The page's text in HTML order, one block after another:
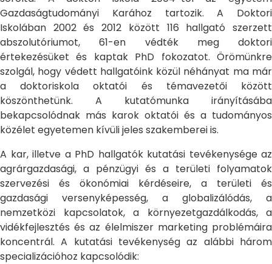
Gazdaságtudományi Karához tartozik. A Doktori
Iskolában 2002 és 2012 között 116 hallgató szerzett
abszolutóriumot, 61-en védték meg doktori
értekezésüket és kaptak PhD fokozatot. Örömünkre
szolgál, hogy védett hallgatóink közül néhányat ma már
a doktoriskola oktatói és témavezetői között
köszönthetünk. A kutatómunka irányításába
bekapcsolódnak más karok oktatói és a tudományos
közélet egyetemen kívüli jeles szakemberei is.
A kar, illetve a PhD hallgatók kutatási tevékenysége az
agrárgazdasági, a pénzügyi és a területi folyamatok
szervezési és ökonómiai kérdéseire, a területi és
gazdasági versenyképesség, a globalizálódás, a
nemzetközi kapcsolatok, a környezetgazdálkodás, a
vidékfejlesztés és az élelmiszer marketing problémáira
koncentrál. A kutatási tevékenység az alábbi három
specializációhoz kapcsolódik: